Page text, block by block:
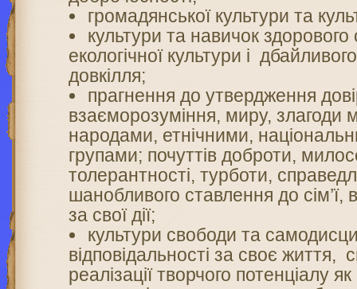
громадянської культури та
культури та навичок
екологічної культури і
довкілля;
прагнення до утвердження
взаєморозуміння, миру, злагоди
народами, етнічними,
групами; почуттів доброти,
толерантності, турботи,
шанобливого ставлення до сім’ї,
за свої дії;
культури свободи та
відповідальності за своє життя,
реалізації творчого потенціалу